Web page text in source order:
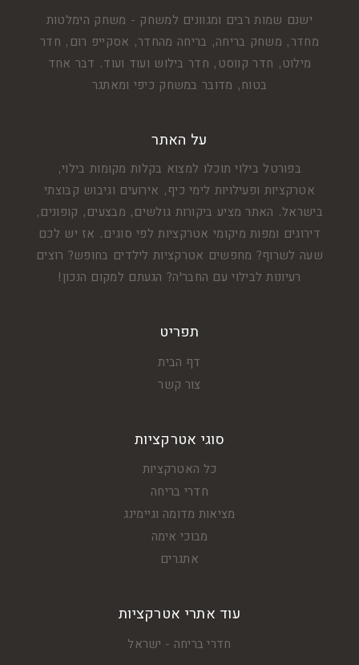
ישנם שמות רבים ומגוונים למשחק - משחק הימלטות
מחדר, משחק בריחה, בריחה מהחדר, אסקייפ רום, חדר
מילוט, חדר קווסט, חדר בילוש ועוד ועוד. דבר אחד
בטוח, מדובר במשחק כיפי ומאתגר
על האתר
בפורטל בילוי תוכלו למצוא בקלות מקומות בילוי,
אטרקציות ופעילויות לימי כיף, אירועים וגיבוש קבוצתי
בישראל. האתר מציע ביקורות גולשים, מבצעים, קופונים,
דירוגים ומפות מיקומי אטרקציות לפי סוגים. אז יש לכם
שעה לשרוף? מחפשים אטרקציות לילדים בחופש? רוצים
רעיונות לבילוי עם החבר'ה? הגעתם למקום הנכון!
תפריט
דף הבית
צור קשר
סוגי אטרקציות
כל האטרקציות
חדרי בריחה
מציאות מדומה וגיימינג
מבוכי אימה
אתגרים
עוד אתרי אטרקציות
חדרי בריחה - ישראל